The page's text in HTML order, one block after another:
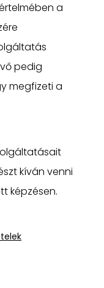
a
pedig
megfizeti a
kíván venni
képzésen.